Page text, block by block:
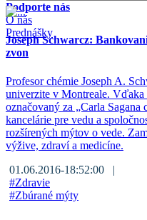
Podporte nás
O nás
Prednášky
Joseph Schwarcz:
zvon
Profesor chémie Joseph A.
univerzite v Montreale.
označovaný za „Carla
kancelárie pre vedu a
rozšírených mýtov o vede.
výžive, zdraví a medicíne.
01.06.2016-18:52:00 |
#Zdravie
#Zbúrané mýty